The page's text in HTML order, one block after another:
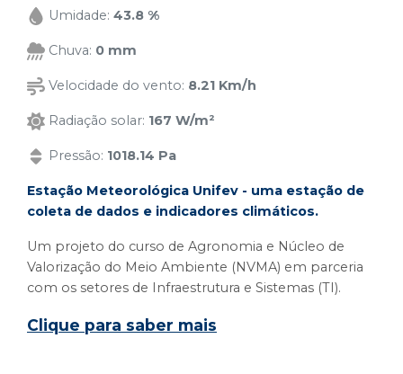
Umidade: 43.8 %
Chuva: 0 mm
Velocidade do vento: 8.21 Km/h
Radiação solar: 167 W/m²
Pressão: 1018.14 Pa
Estação Meteorológica Unifev - uma estação de
coleta de dados e indicadores climáticos.
Um projeto do curso de Agronomia e Núcleo de
Valorização do Meio Ambiente (NVMA) em parceria
com os setores de Infraestrutura e Sistemas (TI).
Clique para saber mais